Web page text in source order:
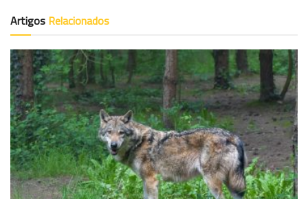
Artigos Relacionados